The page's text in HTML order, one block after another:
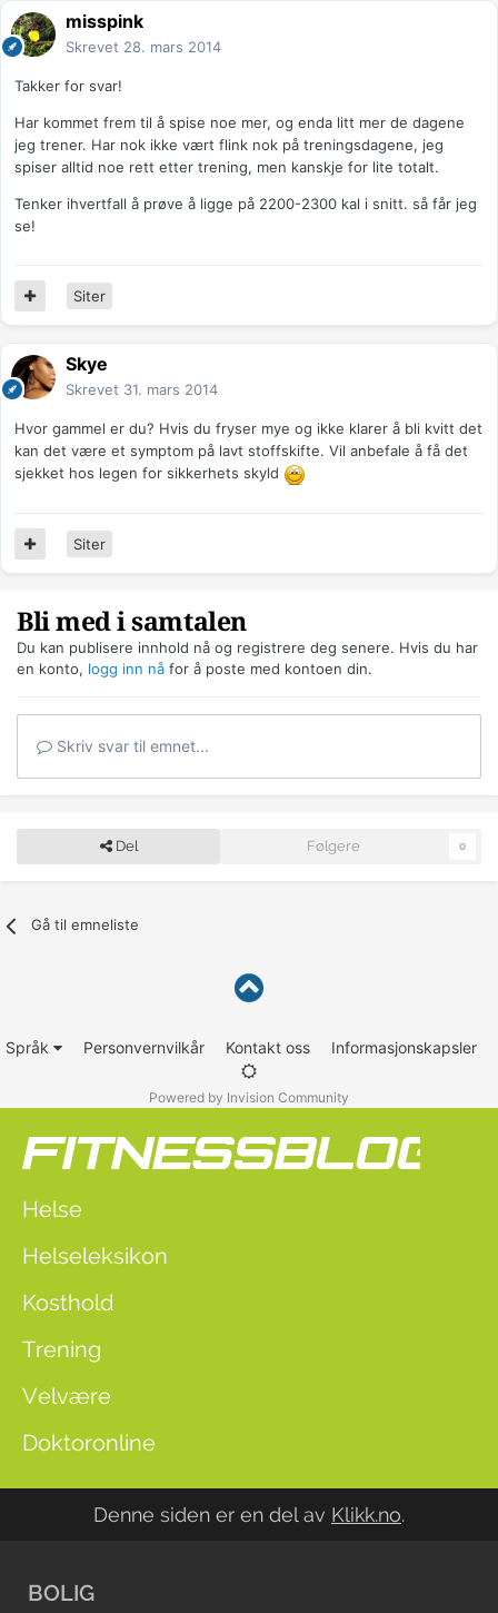
misspink
Skrevet 28. mars 2014
Takker for svar!
Har kommet frem til å spise noe mer, og enda litt mer de dagene
jeg trener. Har nok ikke vært flink nok på treningsdagene, jeg
spiser alltid noe rett etter trening, men kanskje for lite totalt.
Tenker ihvertfall å prøve å ligge på 2200-2300 kal i snitt. så får jeg
se!
Siter
Skye
Skrevet 31. mars 2014
Hvor gammel er du? Hvis du fryser mye og ikke klarer å bli kvitt det
kan det være et symptom på lavt stoffskifte. Vil anbefale å få det
sjekket hos legen for sikkerhets skyld
Siter
Bli med i samtalen
Du kan publisere innhold nå og registrere deg senere. Hvis du har
en konto, logg inn nå for å poste med kontoen din.
Skriv svar til emnet...
Del Følgere 0
Gå til emneliste
Språk Personvernvilkår Kontakt oss Informasjonskapsler
Powered by Invision Community
Helse
Helseleksikon
Kosthold
Trening
Velvære
Doktoronline
Denne siden er en del av Klikk.no.
BOLIG